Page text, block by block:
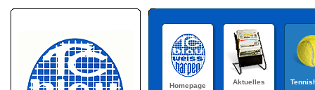
Homepage Aktuelles